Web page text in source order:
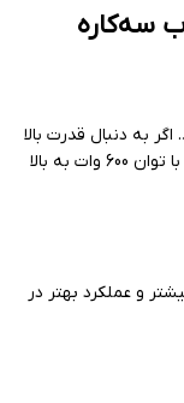
سه‌کاره
300 تا 1000 وات هستند. اگر به دنبال قدرت بالا
برای مواد سفت‌تر مانند مغزیجات هستید، مدل‌های با توان 600 وات به بالا
و عملکرد بهتر در